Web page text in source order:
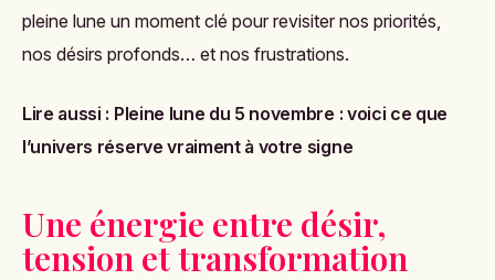
pleine lune un moment clé pour revisiter nos priorités,
nos désirs profonds… et nos frustrations.
Lire aussi : Pleine lune du 5 novembre : voici ce que
l’univers réserve vraiment à votre signe
Une énergie entre désir,
tension et transformation